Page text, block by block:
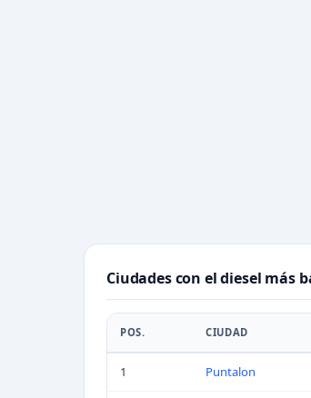
Ciudades con el diesel más
POS. CIUDAD
1 Puntalon